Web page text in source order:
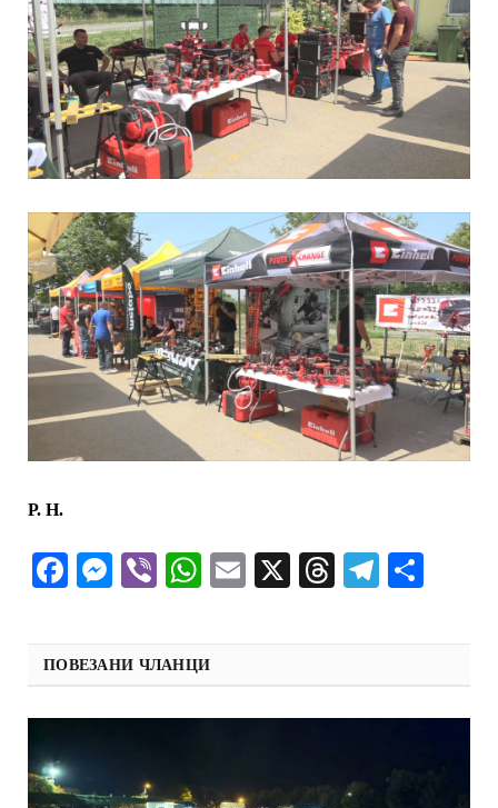
Р. Н.
Facebook
Messenger
ViberWhatsApp
Email
X Threads
ПОВЕЗАНИ ЧЛАНЦИ